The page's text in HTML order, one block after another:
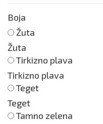
Boja
Žuta
Žuta
Tirkizno plava
Tirkizno plava
Teget
Teget
Tamno zelena